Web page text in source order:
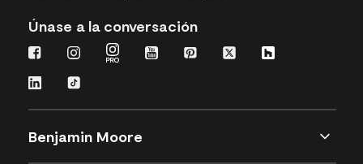
Únase a la conversación
Benjamin Moore